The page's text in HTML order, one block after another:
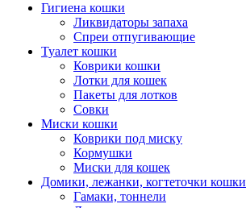
Гигиена кошки
Ликвидаторы запаха
Спреи отпугивающие
Туалет кошки
Коврики кошки
Лотки для кошек
Пакеты для лотков
Совки
Миски кошки
Коврики под миску
Кормушки
Миски для кошек
Домики, лежанки, когтеточки кошки
Гамаки, тоннели